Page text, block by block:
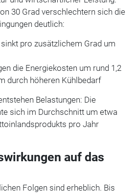
30 Grad verschlechtern sich die
deutlich:
pro zusätzlichem Grad um
die Energiekosten um rund 1,2
durch höheren Kühlbedarf
Belastungen: Die
sich im Durchschnitt um etwa
pro Jahr
auf das
Folgen sind erheblich. Bis